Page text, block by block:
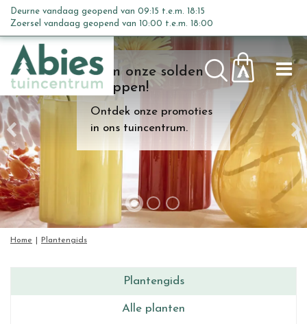
n
c
o
n
t
e
n
t
Kom onze solden
shoppen!
Ontdek onze promoties
in ons tuincentrum.
Home Plantengids
Deurne vandaag geopend van 09:15 t.e.m. 18:15
Zoersel vandaag geopend van 10:00 t.e.m. 18:00
Plantengids
Alle planten